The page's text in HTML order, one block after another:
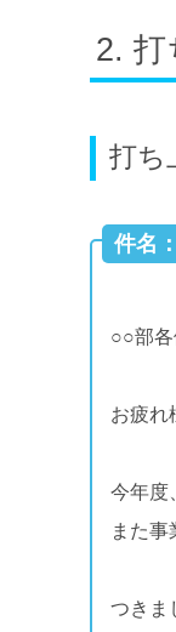
打
打ち
件名
○○部各
お疲れ
今年度
また事
つきま